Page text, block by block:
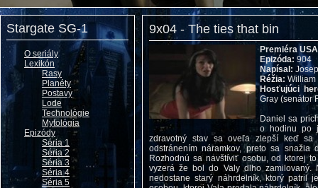
Stargate SG-1
O seriály
Lexikón
Rasy
Planéty
Postavy
Lode
Technológie
Mytológia
Epizódy
Séria 1
Séria 2
Séria 3
Séria 4
Séria 5
9x04 - The ties that bin
Premiéra
Epizóda: 904
Napísal:
Réžia: William
Hosťujúci
Gray (senátor
Daniel sa
o hodinu po
zdravotný stav sa oveľa zlepší keď sa
odstránením náramkov, preto sa
Rozhodnú sa navštíviť osobu, od ktorej
vyzerá že bol do Valy dlho
nedostane starý náhrdelník, ktorý patril